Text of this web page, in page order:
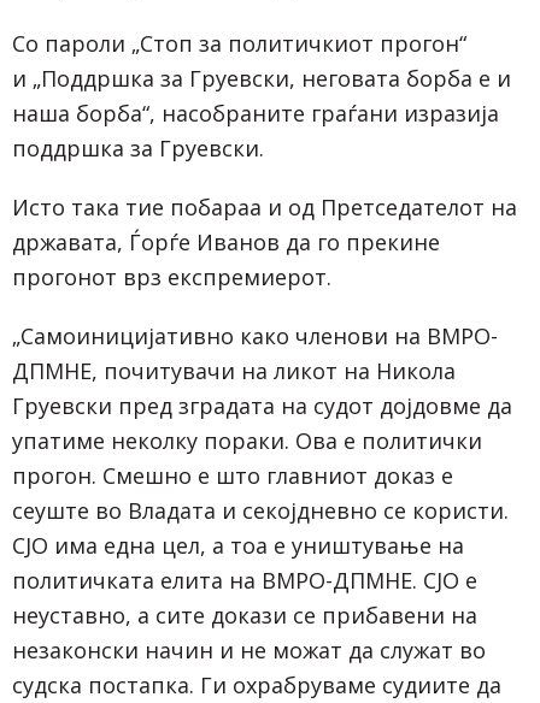
Со пароли „Стоп за политичкиот прогон“
и „Поддршка за Груевски, неговата борба е и
наша борба“, насобраните граѓани изразија
поддршка за Груевски.
Исто така тие побараа и од Претседателот на
државата, Ѓорѓе Иванов да го прекине
прогонот врз експремиерот.
„Самоиницијативно како членови на ВМРО-
ДПМНЕ, почитувачи на ликот на Никола
Груевски пред зградата на судот дојдовме да
упатиме неколку пораки. Ова е политички
прогон. Смешно е што главниот доказ е
сеуште во Владата и секојдневно се користи.
СЈО има една цел, а тоа е уништување на
политичката елита на ВМРО-ДПМНЕ. СЈО е
неуставно, а сите докази се прибавени на
незаконски начин и не можат да служат во
судска постапка. Ги охрабруваме судиите да